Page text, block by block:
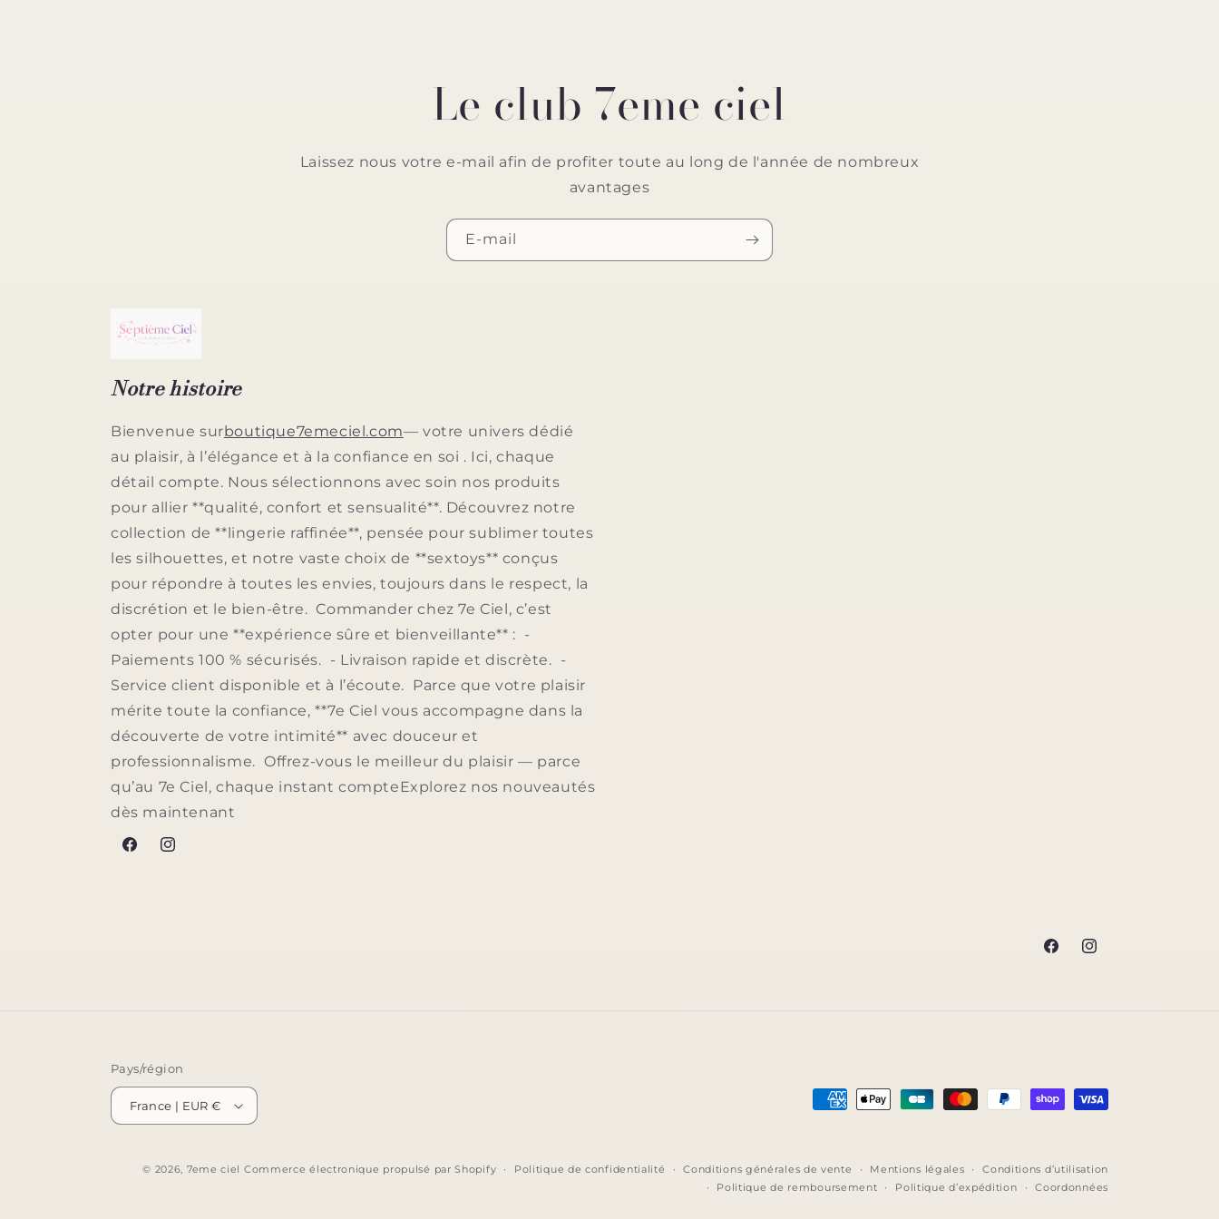
Le club 7eme ciel
Laissez nous votre e-mail afin de profiter toute au long de l'année de nombreux
avantages
E-mail
Notre histoire
Bienvenue surboutique7emeciel.com— votre univers dédié
au plaisir, à l’élégance et à la confiance en soi . Ici, chaque
détail compte. Nous sélectionnons avec soin nos produits
pour allier **qualité, confort et sensualité**. Découvrez notre
collection de **lingerie raffinée**, pensée pour sublimer toutes
les silhouettes, et notre vaste choix de **sextoys** conçus
pour répondre à toutes les envies, toujours dans le respect, la
discrétion et le bien-être. Commander chez 7e Ciel, c’est
opter pour une **expérience sûre et bienveillante** : -
Paiements 100 % sécurisés. - Livraison rapide et discrète. -
Service client disponible et à l’écoute. Parce que votre plaisir
mérite toute la confiance, **7e Ciel vous accompagne dans la
découverte de votre intimité** avec douceur et
professionnalisme. Offrez-vous le meilleur du plaisir — parce
qu’au 7e Ciel, chaque instant compteExplorez nos nouveautés
dès maintenant
FacebookInstagram
FacebookInstagram
Pays/région
France | EUR €
Moyens
© 2026, 7eme ciel Commerce électronique propulsé par Shopify Politique de confidentialité Conditions générales de vente Mentions légales
Conditions d’utilisation
Politique de remboursement
Politique d’expédition Coordonnées